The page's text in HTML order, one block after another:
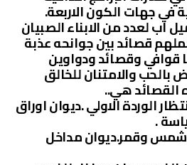
في جهات الكون الاربعة.
اب لعدد من الابناء الصبيان
قصائد بين جوانحه عذبة
قوافي وقصائد ودواوين
والامتنان للخالق
القصائد هي..
الوردة الاولي .ديوان اوراق
.
شمس وقمر.ديوان مداخل